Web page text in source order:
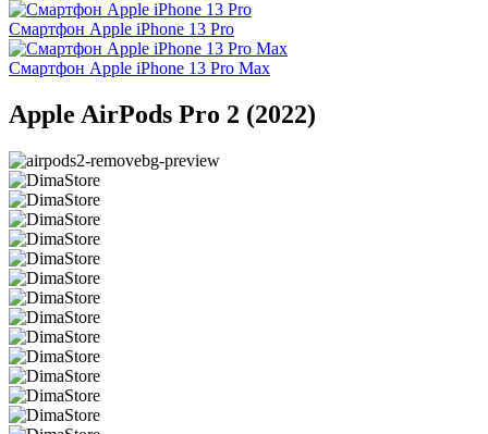
Смартфон Apple iPhone 13 Pro
Смартфон Apple iPhone 13 Pro Max
Apple AirPods Pro 2 (2022)